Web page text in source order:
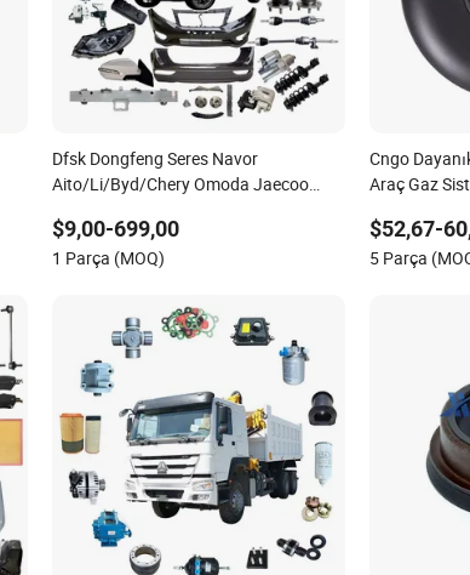
Dfsk Dongfeng Seres Navor
Aito/Li/Byd/Chery Omoda Jaecoo
Haval Tank/Ora/Wey/Poer Geely
Xpeng, Otomotiv Yedek Parçaları ve
$9,00-699,00
1 Parça (MOQ)
Cngo
Araç Gaz
$52,67-
5 Parça